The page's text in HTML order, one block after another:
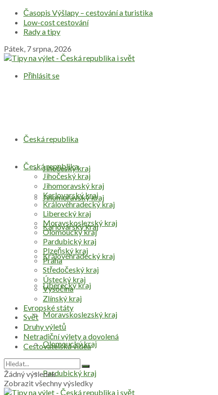
Časopis Výšlapy – cestování a turistika
Low-cost cestování
Rady a tipy
Pátek, 7 srpna, 2026
Přihlásit se
Česká republika
Jihočeský kraj
Jihomoravský kraj
Karlovarský kraj
Královéhradecký kraj
Liberecký kraj
Moravskoslezský kraj
Olomoucký kraj
Pardubický kraj
Česká republika
Jihočeský kraj
Jihomoravský kraj
Karlovarský kraj
Královéhradecký kraj
Liberecký kraj
Moravskoslezský kraj
Olomoucký kraj
Pardubický kraj
Plzeňský kraj
Praha
Středočeský kraj
Ústecký kraj
Vysočina
Zlínský kraj
Evropské státy
Svět
Druhy výletů
Netradiční výlety a dovolená
Cestovatelská videa
Žádný výsledek
Zobrazit všechny výsledky